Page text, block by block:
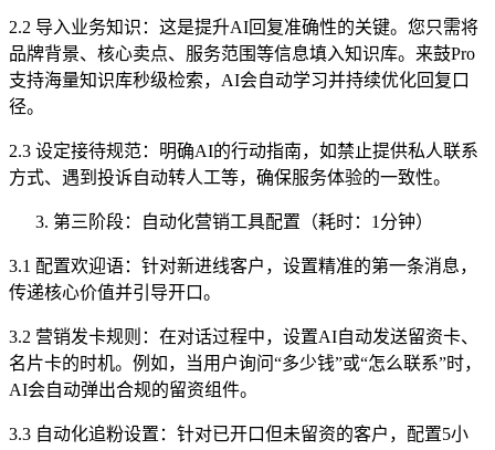
2.2 导入业务知识：这是提升AI回复准确性的关键。您只需将
品牌背景、核心卖点、服务范围等信息填入知识库。来鼓Pro
支持海量知识库秒级检索，AI会自动学习并持续优化回复口
径。
2.3 设定接待规范：明确AI的行动指南，如禁止提供私人联系
方式、遇到投诉自动转人工等，确保服务体验的一致性。
第三阶段：自动化营销工具配置（耗时：1分钟）
3.1 配置欢迎语：针对新进线客户，设置精准的第一条消息，
传递核心价值并引导开口。
3.2 营销发卡规则：在对话过程中，设置AI自动发送留资卡、
名片卡的时机。例如，当用户询问“多少钱”或“怎么联系”时，
AI会自动弹出合规的留资组件。
3.3 自动化追粉设置：针对已开口但未留资的客户，配置5小